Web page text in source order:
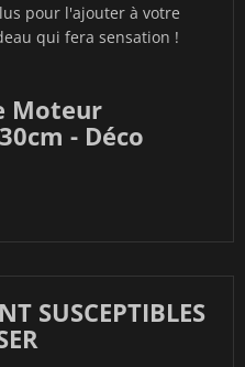
pour l'ajouter à votre
qui fera sensation !
Moteur
- Déco
SUSCEPTIBLES